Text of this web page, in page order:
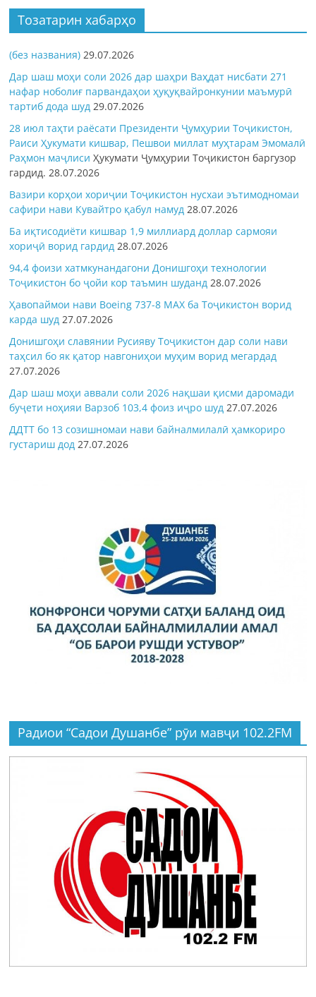
Тозатарин хабарҳо
(без названия) 29.07.2026
Дар шаш моҳи соли 2026 дар шаҳри Ваҳдат нисбати 271
нафар ноболиғ парвандаҳои ҳуқуқвайронкунии маъмурӣ
тартиб дода шуд 29.07.2026
28 июл таҳти раёсати Президенти Ҷумҳурии Тоҷикистон,
Раиси Ҳукумати кишвар, Пешвои миллат муҳтарам Эмомалӣ
Раҳмон маҷлисиҲукумати Ҷумҳурии Тоҷикистон баргузор
гардид.28.07.2026
Вазири корҳои хориҷии Тоҷикистон нусхаи эътимодномаи
сафири нави Кувайтро қабул намуд 28.07.2026
Ба иқтисодиёти кишвар 1,9 миллиард доллар сармояи
хориҷӣ ворид гардид 28.07.2026
94,4 фоизи хатмкунандагони Донишгоҳи технологии
Тоҷикистон бо ҷойи кор таъмин шуданд 28.07.2026
Ҳавопаймои нави Boeing 737-8 MAX ба Тоҷикистон ворид
карда шуд 27.07.2026
Донишгоҳи славянии Русияву Тоҷикистон дар соли нави
таҳсил бо як қатор навгониҳои муҳим ворид мегардад
27.07.2026
Дар шаш моҳи аввали соли 2026 нақшаи қисми даромади
буҷети ноҳияи Варзоб 103,4 фоиз иҷро шуд 27.07.2026
ДДТТ бо 13 созишномаи нави байналмилалӣ ҳамкориро
густариш дод 27.07.2026
Радиои “Садои Душанбе” рӯи мавҷи 102.2FM